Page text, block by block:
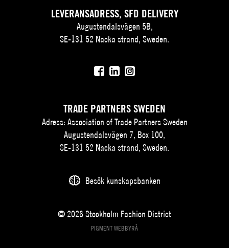
LEVERANSADRESS, SFD DELIVERY
Augustendalsvägen 5B,
SE-131 52 Nacka strand, Sweden.
TRADE PARTNERS SWEDEN
Adress: Association of Trade Partners Sweden
Augustendalsvägen 7, Box 100,
SE-131 52 Nacka strand, Sweden.
Besök kunskapsbanken
© 2026 Stockholm Fashion District
PIGMENT WEBBYRÅ